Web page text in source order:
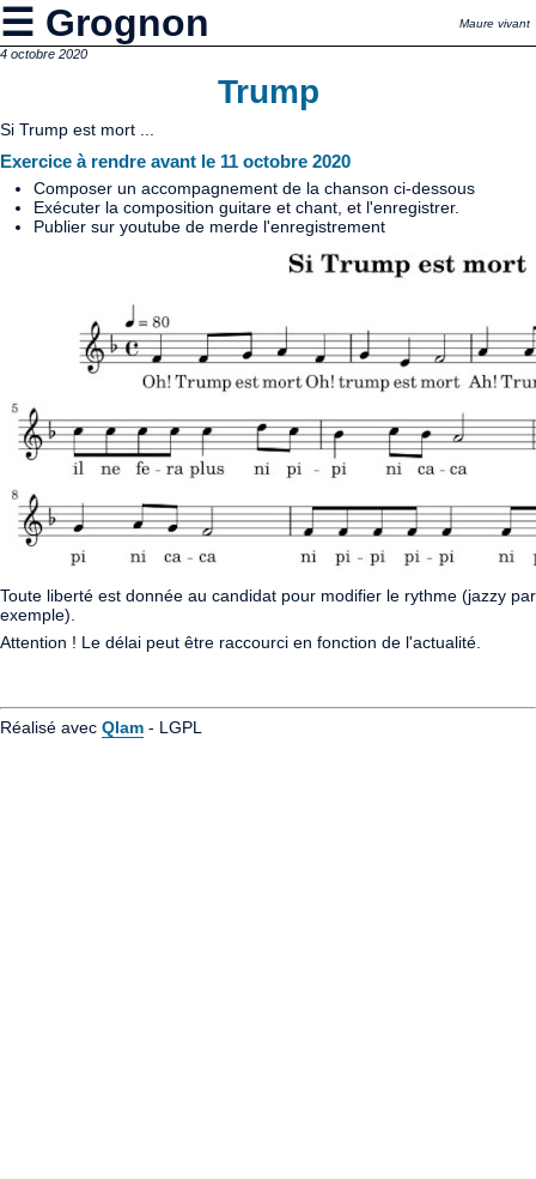
☰ Grognon Maure vivant
4 octobre 2020
Trump
Si Trump est mort ...
Exercice à rendre avant le 11 octobre 2020
Composer un accompagnement de la chanson ci-dessous
Exécuter la composition guitare et chant, et l'enregistrer.
Publier sur youtube de merde l'enregistrement
Toute liberté est donnée au candidat pour modifier le rythme (jazzy par
exemple).
Attention ! Le délai peut être raccourci en fonction de l'actualité.
Réalisé avec Qlam - LGPL